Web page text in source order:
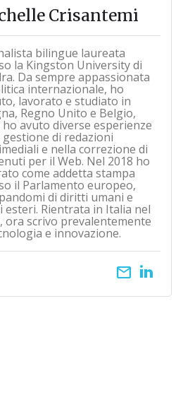
Crisantemi
bilingue laureata
la Kingston University di
Da sempre appassionata
internazionale, ho
lavorato e studiato in
Regno Unito e Belgio,
ho avuto diverse esperienze
gestione di redazioni
e nella correzione di
per il Web. Nel 2018 ho
come addetta stampa
il Parlamento europeo,
di diritti umani e
esteri. Rientrata in Italia nel
ora scrivo prevalentemente
e innovazione.
email